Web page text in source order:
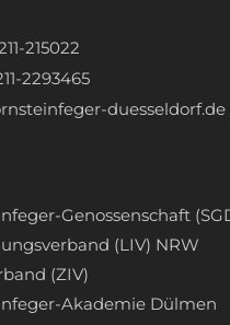
215022
2293465
duesseldorf.de
Genossenschaft
(LIV) NRW
(ZIV)
Akademie Dülmen